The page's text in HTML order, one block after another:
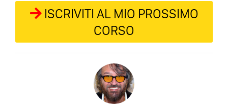
ISCRIVITI AL MIO PROSSIMO
CORSO